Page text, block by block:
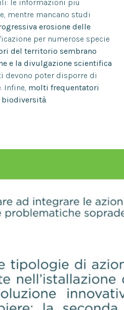
le informazioni più
mentre mancano studi
erosione delle
per numerose specie
del territorio sembrano
e la divulgazione scientifica
devono poter disporre di
Infine, molti frequentatori
biodiversità.